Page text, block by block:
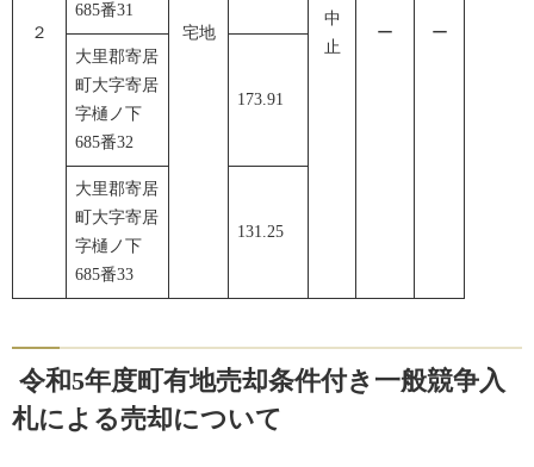
２ 宅地
中
止
ー ー
685番31
大里郡寄居
町大字寄居
字樋ノ下
685番32
173.91
大里郡寄居
町大字寄居
字樋ノ下
685番33
131.25
令和5年度町有地売却条件付き一般競争入
札による売却について